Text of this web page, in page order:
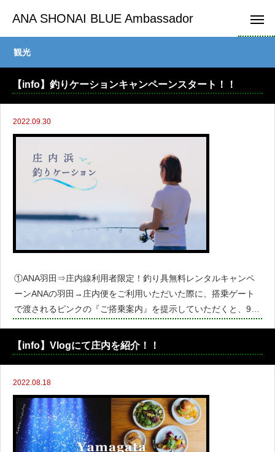
ANA SHONAI BLUE Ambassador
観光
【info】釣りケーションキャンペーンスタート！！
2022.09.30
①ANA羽田⇒庄内線利用者限定！釣り具無料レンタルキャンペ
ーンANAの羽田→庄内便をご利用いただいた際に、搭乗ゲート
で渡されるピンクの『ご搭乗案内』を提示していただくと、9月
ンタルすることができます！有効期限はご搭乗日から1週
【info】Vlogにて庄内を紹介！！
2022.08.18